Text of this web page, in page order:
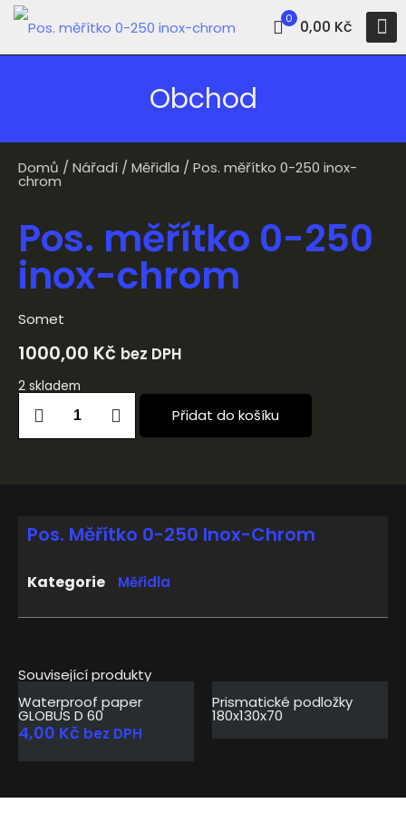
0 0,00 Kč
Obchod
Domů / Nářadí / Měřidla / Pos. měřítko 0-250 inox-
chrom
Pos. měřítko 0-250
inox-chrom
Somet
1000,00 Kč bez DPH
2 skladem
Přidat do košíku
Související produkty
Waterproof paper
GLOBUS D 60
4,00 Kč bez DPH
Prismatické podložky
180x130x70
Pos. Měřítko 0-250 Inox-Chrom
Kategorie Měřidla